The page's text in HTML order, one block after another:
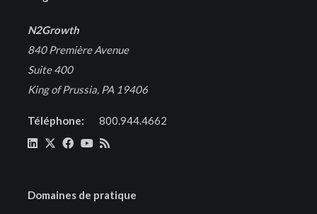
N2Growth
840 Première Avenue
Suite 400
King of Prussia, PA 19406
Téléphone: 800.944.4662
Domaines de pratique